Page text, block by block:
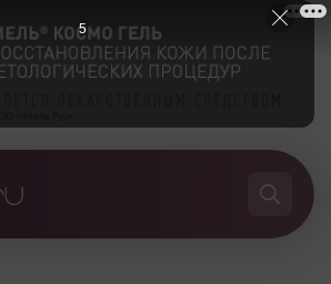
5